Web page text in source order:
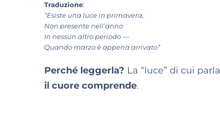
Traduzione:
“Esiste una luce in primavera,
Non presente nell’anno
In nessun altro periodo —
Quando marzo è appena arrivato”
Perché leggerla? La “luce” di cui parla
il cuore comprende.